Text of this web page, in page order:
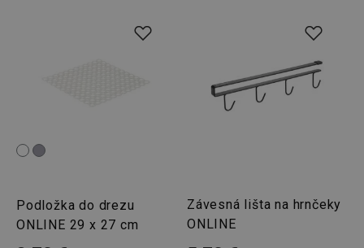
Podložka do drezu
ONLINE 29 x 27 cm
Závesná lišta na hrnčeky
ONLINE